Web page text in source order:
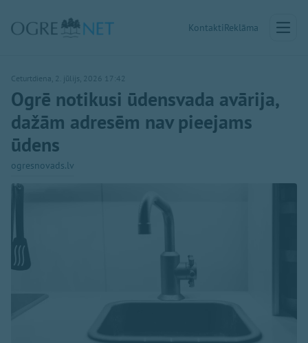
KontaktiReklāma
Ceturtdiena, 2. jūlijs, 2026 17:42
Ogrē notikusi ūdensvada avārija,
dažām adresēm nav pieejams
ūdens
ogresnovads.lv